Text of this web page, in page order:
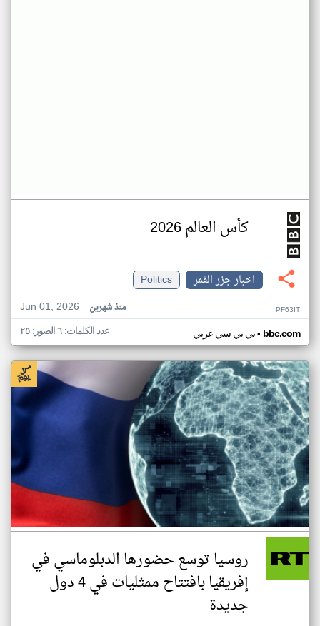
كأس العالم 2026
اخبار جزر القمر
Politics
Jun 01, 2026
منذ شهرين PF63IT
بي بي سي عربي• bbc.com عدد الكلمات: ٦ الصور: ٢٥
روسيا توسع حضورها الدبلوماسي في
إفريقيا بافتتاح ممثليات في 4 دول
جديدة